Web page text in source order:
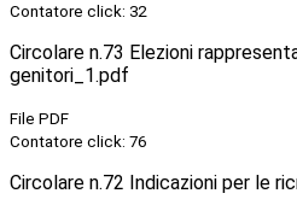
Contatore click: 32
Circolare n.73 Elezioni
genitori_1.pdf
File PDF
Contatore click: 76
Circolare n.72 Indicazioni per le